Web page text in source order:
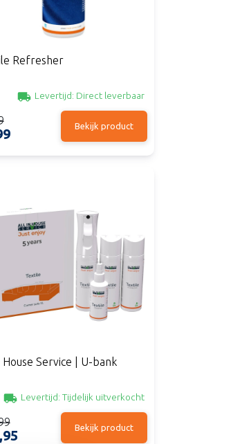
Refresher
Levertijd: Direct leverbaar
Bekijk product
House Service | U-bank
Levertijd: Tijdelijk uitverkocht
Bekijk product